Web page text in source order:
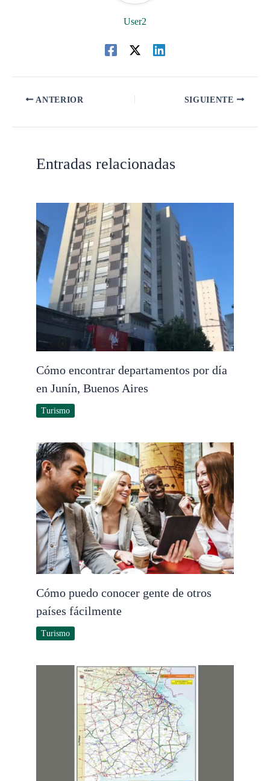
User2
ANTERIOR SIGUIENTE
Entradas relacionadas
Cómo encontrar departamentos por día
en Junín, Buenos Aires
Turismo
Cómo puedo conocer gente de otros
países fácilmente
Turismo